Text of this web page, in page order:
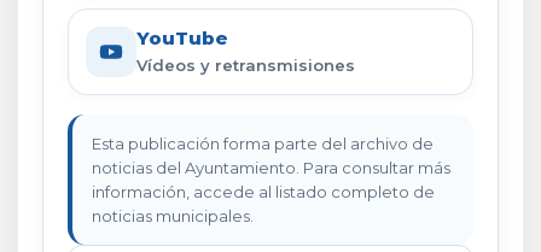
YouTube
Vídeos y retransmisiones
Esta publicación forma parte del archivo de
noticias del Ayuntamiento. Para consultar más
información, accede al listado completo de
noticias municipales.